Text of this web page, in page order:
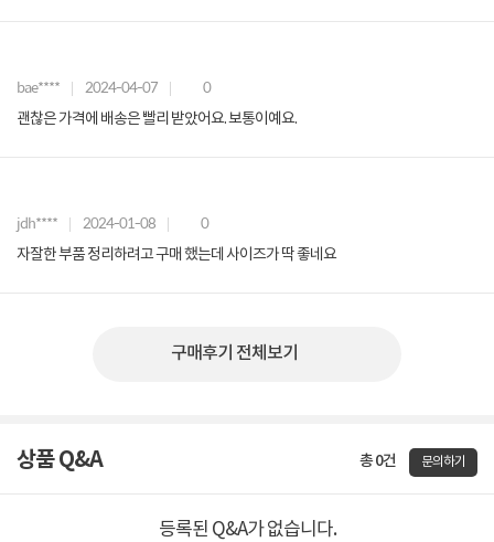
bae**** 2024-04-07 0
괜찮은 가격에 배송은 빨리 받았어요. 보통이예요.
jdh**** 2024-01-08 0
자잘한 부품 정리하려고 구매 했는데 사이즈가 딱 좋네요
구매후기 전체보기
상품 Q&A 총 0건 문의하기
등록된 Q&A가 없습니다.